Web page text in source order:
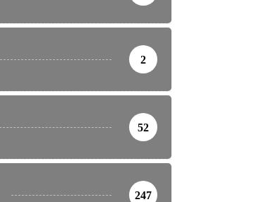
2
52
247